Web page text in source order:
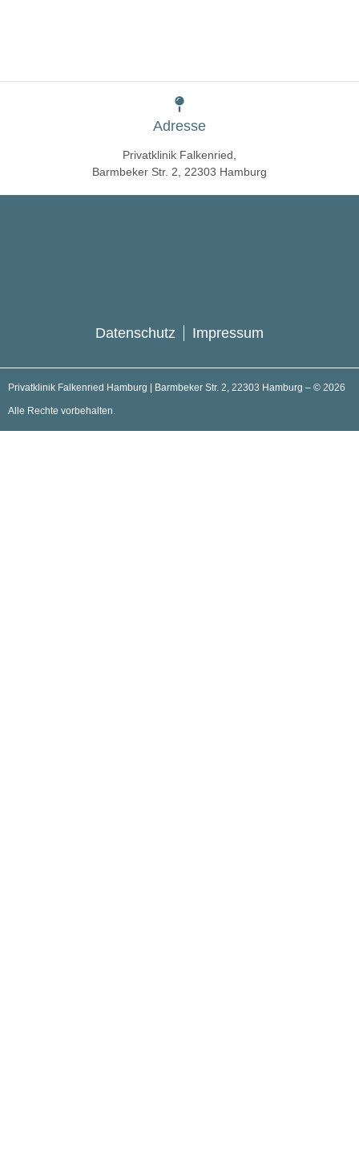
Adresse
Privatklinik Falkenried,
Barmbeker Str. 2, 22303 Hamburg
Datenschutz Impressum
Privatklinik Falkenried Hamburg | Barmbeker Str. 2, 22303 Hamburg – © 2026
Alle Rechte vorbehalten.